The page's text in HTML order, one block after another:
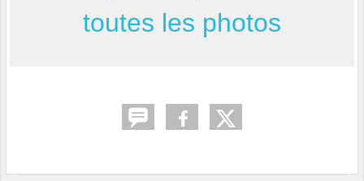
toutes les photos